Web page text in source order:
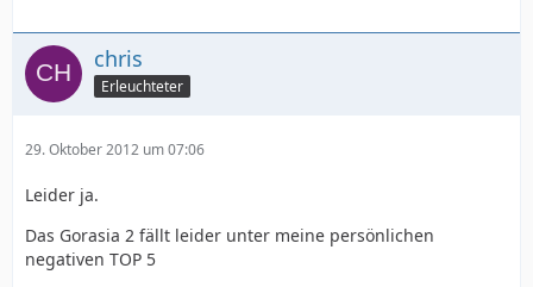
chris
Erleuchteter
29. Oktober 2012 um 07:06
Leider ja.
Das Gorasia 2 fällt leider unter meine persönlichen
negativen TOP 5